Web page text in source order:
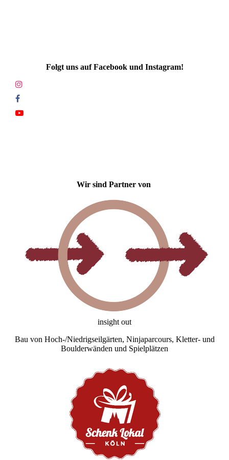
Folgt uns auf Facebook und Instagram!
Wir sind Partner von
insight out
Bau von Hoch-/Niedrigseilgärten, Ninjaparcours, Kletter- und
Boulderwänden und Spielplätzen